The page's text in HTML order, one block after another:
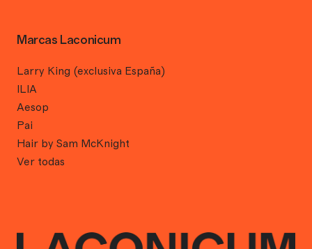
Marcas Laconicum
Larry King (exclusiva España)
ILIA
Aesop
Pai
Hair by Sam McKnight
Ver todas